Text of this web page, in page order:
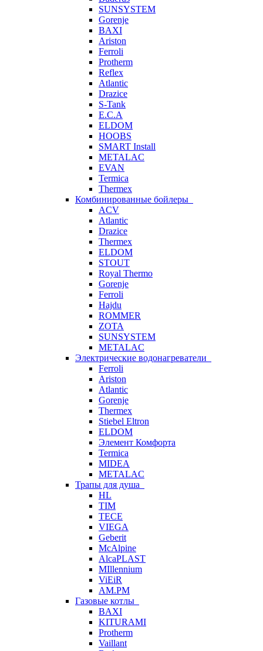
SUNSYSTEM
Gorenje
BAXI
Ariston
Ferroli
Protherm
Reflex
Atlantic
Drazice
S-Tank
E.C.A
ELDOM
HOOBS
SMART Install
METALAC
EVAN
Termica
Thermex
Комбинированные бойлеры
ACV
Atlantic
Drazice
Thermex
ELDOM
STOUT
Royal Thermo
Gorenje
Ferroli
Hajdu
ROMMER
ZOTA
SUNSYSTEM
METALAC
Электрические водонагреватели
Ferroli
Ariston
Atlantic
Gorenje
Thermex
Stiebel Eltron
ELDOM
Элемент Комфорта
Termica
MIDEA
METALAC
Трапы для душа
HL
TIM
TECE
VIEGA
Geberit
McAlpine
AlcaPLAST
MIllennium
ViEiR
AM.PM
Газовые котлы
BAXI
KITURAMI
Protherm
Vaillant